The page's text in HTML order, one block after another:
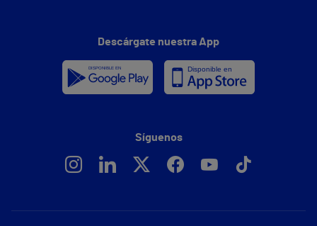
Descárgate nuestra App
Síguenos